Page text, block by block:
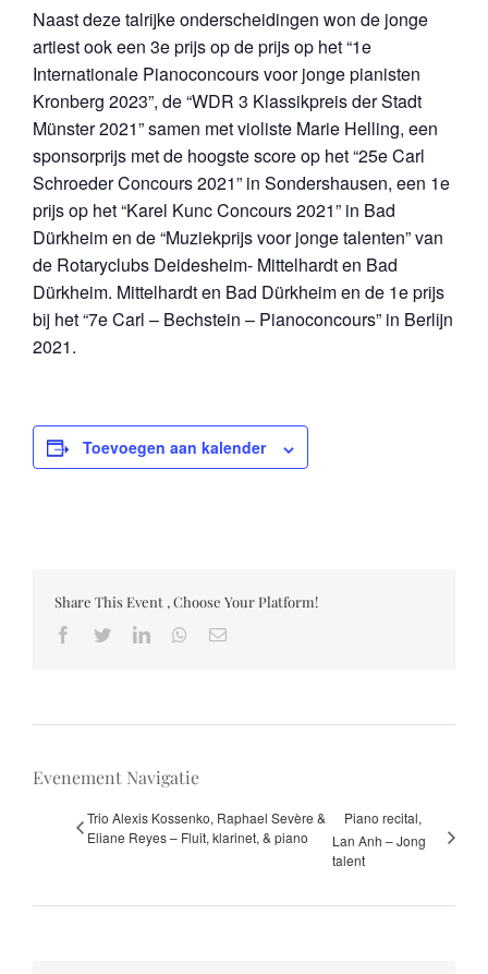
Naast deze talrijke onderscheidingen won de jonge
artiest ook een 3e prijs op de prijs op het “1e
Internationale Pianoconcours voor jonge pianisten
Kronberg 2023”, de “WDR 3 Klassikpreis der Stadt
Münster 2021” samen met violiste Marie Helling, een
sponsorprijs met de hoogste score op het “25e Carl
Schroeder Concours 2021” in Sondershausen, een 1e
prijs op het “Karel Kunc Concours 2021” in Bad
Dürkheim en de “Muziekprijs voor jonge talenten” van
de Rotaryclubs Deidesheim- Mittelhardt en Bad
Dürkheim. Mittelhardt en Bad Dürkheim en de 1e prijs
bij het “7e Carl – Bechstein – Pianoconcours” in Berlijn
2021.
Toevoegen aan kalender
Share This Event , Choose Your Platform!
Facebook
TwitterLinkedInWhatsapp
Email
Evenement Navigatie
Trio Alexis Kossenko, Raphael Sevère &
Eliane Reyes – Fluit, klarinet, & piano
Piano recital,
Lan Anh – Jong
talent